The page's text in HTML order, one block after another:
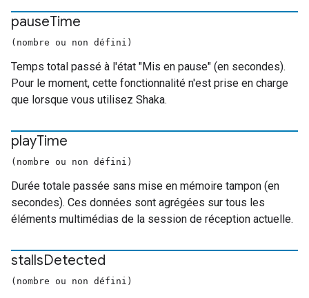
pauseTime
(nombre ou non défini)
Temps total passé à l'état "Mis en pause" (en secondes).
Pour le moment, cette fonctionnalité n'est prise en charge
que lorsque vous utilisez Shaka.
playTime
(nombre ou non défini)
Durée totale passée sans mise en mémoire tampon (en
secondes). Ces données sont agrégées sur tous les
éléments multimédias de la session de réception actuelle.
stallsDetected
(nombre ou non défini)